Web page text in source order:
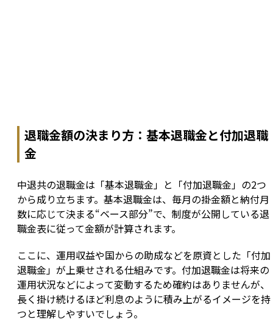
退職金額の決まり方：基本退職金と付加退職
金
中退共の退職金は「基本退職金」と「付加退職金」の2つ
から成り立ちます。基本退職金は、毎月の掛金額と納付月
数に応じて決まる“ベース部分”で、制度が公開している退
職金表に従って金額が計算されます。
ここに、運用収益や国からの助成などを原資とした「付加
退職金」が上乗せされる仕組みです。付加退職金は将来の
運用状況などによって変動するため確約はありませんが、
長く掛け続けるほど利息のように積み上がるイメージを持
つと理解しやすいでしょう。